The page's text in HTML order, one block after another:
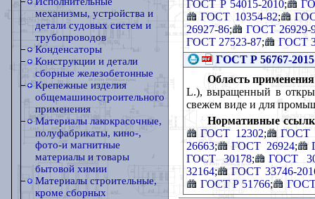
механизмы, устройства и
детали судовых систем и
трубопроводов
Конденсаторы
Конструкции и детали
сборные железобетонные
Крепежные изделия
общемашиностроительного
применения
Материалы лакокрасочные,
полуфабрикаты, кино-,
фото-и магнитные
материалы и товары
бытовой химии
Материалы строительные,
кроме сборных
ГОСТ Р 54015-2010;
ГОСТ 10354-82;
26927-86;
ГОСТ 26929-
ГОСТ 27523-87;
ГОСТ
ГОСТ Р 56767-2015
Область
L.), выращенный в
свежем виде и для
Нормативные
ГОСТ 12302;
ГОСТ
26663; ГОСТ 26924;
ГОСТ 30178;
ГОСТ
32164;
ГОСТ 33746-
ГОСТ Р 51766; ГОСТ